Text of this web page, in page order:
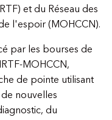
et du Réseau des
l'espoir (MOHCCN).
par les bourses de
MOHCCN,
de pointe utilisant
nouvelles
du